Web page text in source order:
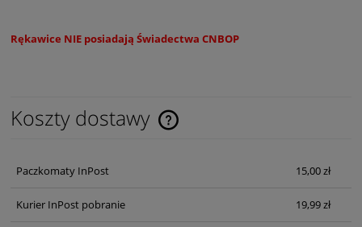
Rękawice NIE posiadają Świadectwa CNBOP
Koszty dostawy
Cena nie zawiera ewentualnych kosztów płatności
Paczkomaty InPost 15,00 zł
Kurier InPost pobranie 19,99 zł